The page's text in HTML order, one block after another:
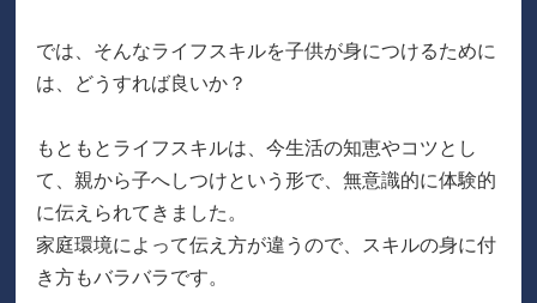
では、そんなライフスキルを子供が身につけるために
は、どうすれば良いか？
もともとライフスキルは、今生活の知恵やコツとし
て、親から子へしつけという形で、無意識的に体験的
に伝えられてきました。
家庭環境によって伝え方が違うので、スキルの身に付
き方もバラバラです。